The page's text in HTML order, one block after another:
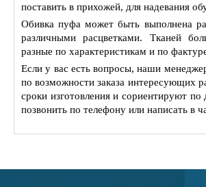
поставить в прихожей, для надевания
Обивка пуфа может быть выполнена
различными расцветками. Тканей
разные по характеристикам и по
Если у вас есть вопросы, наши
по возможности заказа интересующих
сроки изготовления и сориентируют по
позвонить по телефону или написать в